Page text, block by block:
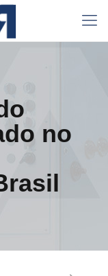
no